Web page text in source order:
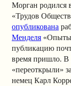
Морган родился
«Трудов
опубликована
Менделя «Опыты
публикацию
время пришло. В
«переоткрыли»
немец Карл